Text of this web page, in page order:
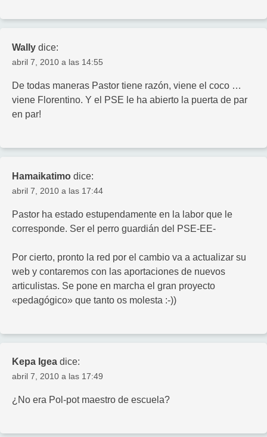
Wally dice:
abril 7, 2010 a las 14:55
De todas maneras Pastor tiene razón, viene el coco …
viene Florentino. Y el PSE le ha abierto la puerta de par
en par!
Hamaikatimo dice:
abril 7, 2010 a las 17:44
Pastor ha estado estupendamente en la labor que le
corresponde. Ser el perro guardián del PSE-EE-
Por cierto, pronto la red por el cambio va a actualizar su
web y contaremos con las aportaciones de nuevos
articulistas. Se pone en marcha el gran proyecto
«pedagógico» que tanto os molesta :-))
Kepa Igea dice:
abril 7, 2010 a las 17:49
¿No era Pol-pot maestro de escuela?